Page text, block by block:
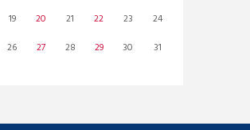
19 20 21 22 23
24
26 27 28 29 30 31